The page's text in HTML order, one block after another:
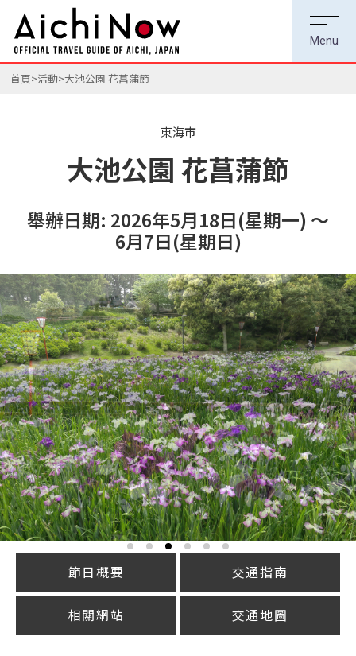
首頁 活動 大池公園 花菖蒲節
東海市
大池公園 花菖蒲節
舉辦日期: 2026年5月18日(星期一) ～
6月7日(星期日)
節日概要 交通指南
相關網站 交通地圖